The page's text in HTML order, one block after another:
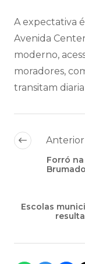
A expectativa
Avenida
moderno,
moradores,
transitam
Anterior
Forró
Escolas